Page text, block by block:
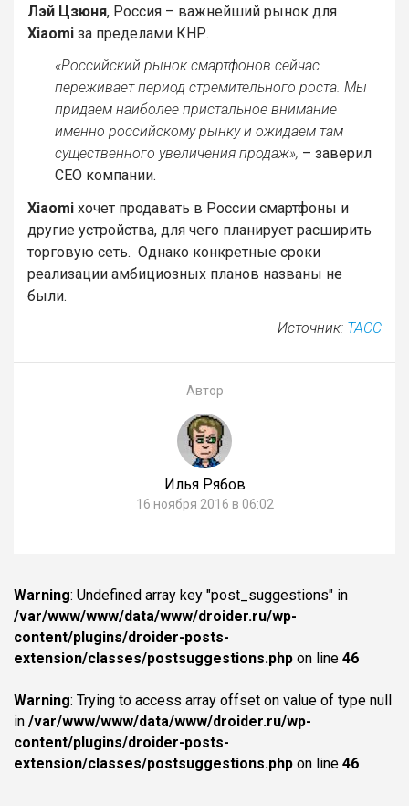
Лэй Цзюня, Россия – важнейший рынок для
Xiaomi за пределами КНР.
«Российский рынок смартфонов сейчас
переживает период стремительного роста. Мы
придаем наиболее пристальное внимание
именно российскому рынку и ожидаем там
существенного увеличения продаж», – заверил
CEO компании.
Xiaomi хочет продавать в России смартфоны и
другие устройства, для чего планирует расширить
торговую сеть. Однако конкретные сроки
реализации амбициозных планов названы не
были.
Источник: ТАСС
Автор
Илья Рябов
16 ноября 2016 в 06:02
Warning: Undefined array key "post_suggestions" in
/var/www/www/data/www/droider.ru/wp-
content/plugins/droider-posts-
extension/classes/postsuggestions.php on line 46
Warning: Trying to access array offset on value of type null
in /var/www/www/data/www/droider.ru/wp-
content/plugins/droider-posts-
extension/classes/postsuggestions.php on line 46